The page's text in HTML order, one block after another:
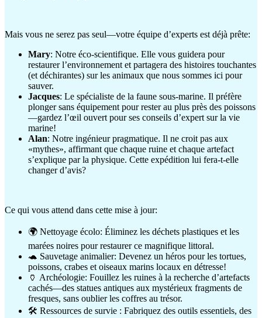
Mais vous ne serez pas seul—votre équipe d’experts est déjà prête:
Mary: Notre éco-scientifique. Elle vous guidera pour
restaurer l’environnement et partagera des histoires touchantes
(et déchirantes) sur les animaux que nous sommes ici pour
sauver.
Jacques: Le spécialiste de la faune sous-marine. Il préfère
plonger sans équipement pour rester au plus près des poissons
—gardez l’œil ouvert pour ses conseils d’expert sur la vie
marine!
Alan: Notre ingénieur pragmatique. Il ne croit pas aux
«mythes», affirmant que chaque ruine et chaque artefact
s’explique par la physique. Cette expédition lui fera-t-elle
changer d’avis?
Ce qui vous attend dans cette mise à jour:
🌍 Nettoyage écolo: Éliminez les déchets plastiques et les
marées noires pour restaurer ce magnifique littoral.
🐢 Sauvetage animalier: Devenez un héros pour les tortues,
poissons, crabes et oiseaux marins locaux en détresse!
🏺 Archéologie: Fouillez les ruines à la recherche d’artefacts
cachés—des statues antiques aux mystérieux fragments de
fresques, sans oublier les coffres au trésor.
🛠️ Ressources de survie : Fabriquez des outils essentiels, des